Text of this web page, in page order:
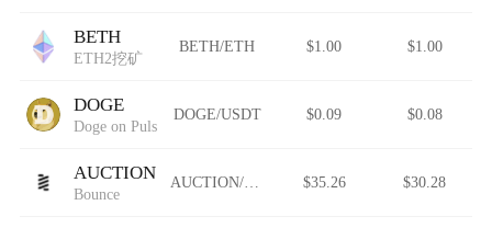
BETH
ETH2挖矿
BETH/ETH $1.00 $1.00
DOGE
Doge on Pulsechain
DOGE/USDT $0.09 $0.08
AUCTION
Bounce
AUCTION/USDT $35.26 $30.28